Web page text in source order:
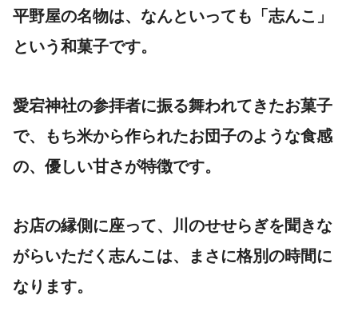
平野屋の名物は、なんといっても「志んこ」
という和菓子です。
愛宕神社の参拝者に振る舞われてきたお菓子
で、もち米から作られたお団子のような食感
の、優しい甘さが特徴です。
お店の縁側に座って、川のせせらぎを聞きな
がらいただく志んこは、まさに格別の時間に
なります。